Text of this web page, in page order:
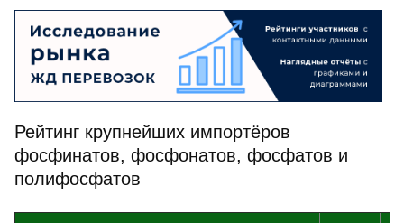
Рейтинг крупнейших импортёров
фосфинатов, фосфонатов, фосфатов и
полифосфатов